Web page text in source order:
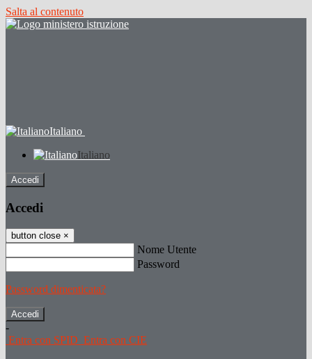
Salta al contenuto
Italiano
Italiano
Accedi
Accedi
button close ×
Nome Utente
Password
Password dimenticata?
-
Entra con SPID Entra con CIE